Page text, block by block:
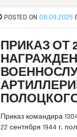
POSTED ON 08.09.2025
ПРИКАЗ ОТ
Приказ командира
22 сентября 1944 г.